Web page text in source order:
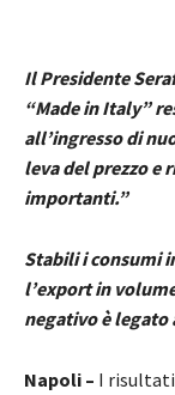
Il Presidente
“Made in Italy”
all’ingresso di
leva del prezzo e
importanti.”
Stabili i consumi
l’export in
negativo è legato
Napoli – I risultati